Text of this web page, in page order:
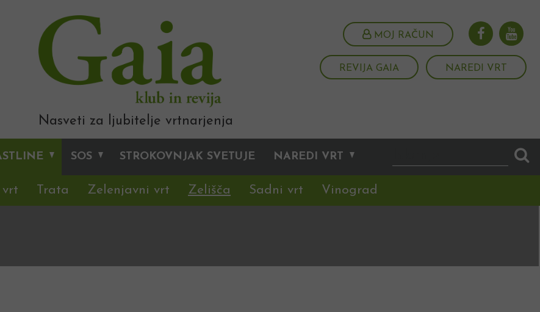
MOJ RAČUN
REVIJA GAIA NAREDI VRT
Nasveti za ljubitelje vrtnarjenja
SOS STROKOVNJAK SVETUJE NAREDI VRT
vrt Trata Zelenjavni vrt Zelišča Sadni vrt Vinograd